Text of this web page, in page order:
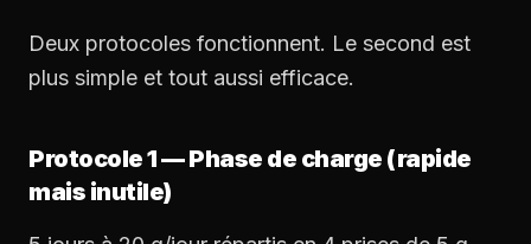
Deux protocoles fonctionnent. Le second est
plus simple et tout aussi efficace.
Protocole 1 — Phase de charge (rapide
mais inutile)